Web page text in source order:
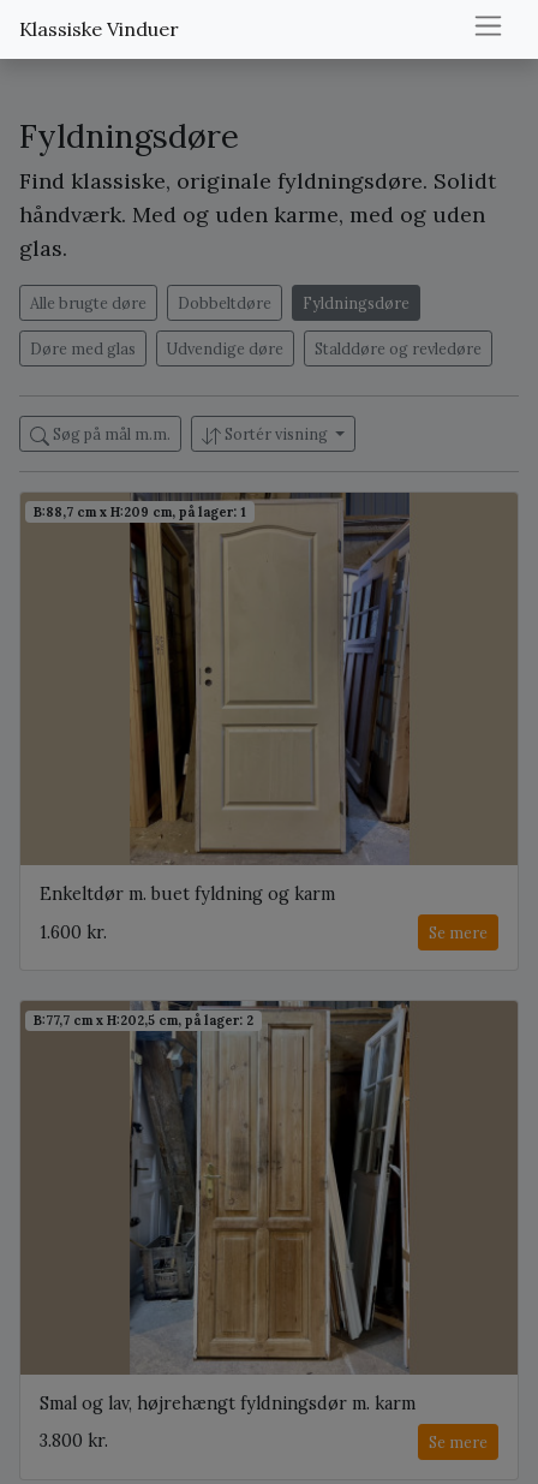
Klassiske Vinduer
Fyldningsdøre
Find klassiske, originale fyldningsdøre. Solidt
håndværk. Med og uden karme, med og uden
glas.
Alle brugte døre Dobbeltdøre Fyldningsdøre
Døre med glas Udvendige døre Stalddøre og revledøre
Søg på mål m.m. Sortér visning
B:88,7 cm x H:209 cm, på lager: 1
Enkeltdør m. buet fyldning og karm
1.600 kr.
Se mere
B:77,7 cm x H:202,5 cm, på lager: 2
Smal og lav, højrehængt fyldningsdør m. karm
3.800 kr.
Se mere